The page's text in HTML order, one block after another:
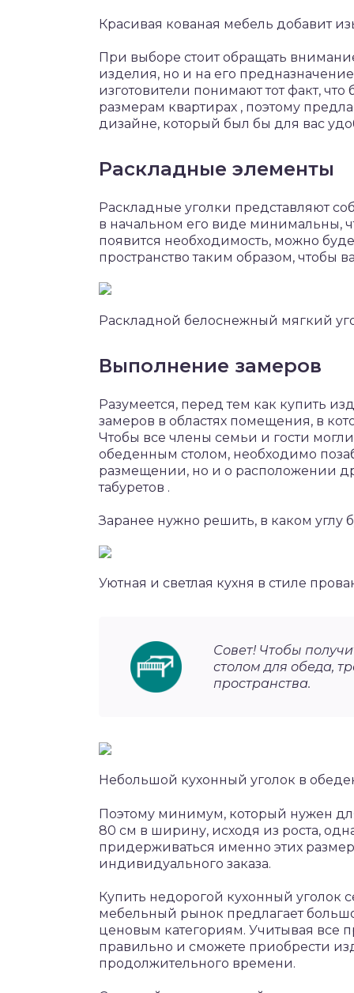
Красивая кованая мебель добавит
При выборе стоит обращать
изделия, но и на его
изготовители понимают тот факт,
размерам квартирах , поэтому
дизайне, который был бы для вас
Раскладные элементы
Раскладные уголки представляют
в начальном его виде минимальны,
появится необходимость, можно
пространство таким образом, чтобы
Раскладной белоснежный мягкий
Выполнение замеров
Разумеется, перед тем как купить
замеров в областях помещения, в
Чтобы все члены семьи и гости
обеденным столом, необходимо
размещении, но и о расположении
табуретов .
Заранее нужно решить, в каком углу
Уютная и светлая кухня в стиле
Совет! Чтобы
столом для обеда,
пространства.
Небольшой кухонный уголок в
Поэтому минимум, который нужен
80 см в ширину, исходя из роста,
придерживаться именно этих
индивидуального заказа.
Купить недорогой кухонный уголок
мебельный рынок предлагает
ценовым категориям. Учитывая все
правильно и сможете приобрести
продолжительного времени.